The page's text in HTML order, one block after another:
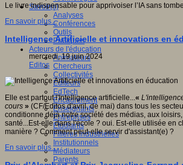
Savoir(s)
Analyses
Conférences
Outils
Pratiques
Acteurs de l'éducation
Animateurs
Chercheurs
Collectivités
Editeurs
EdTech
Encadrement
Enseignants
Entreprises
Etudiants
Filières industrielles
Institutionnels
Médiateurs
Parents
Le livre indispensable pour apprivoiser l’IA sans
En savoir plus...
Intelligence Artificielle et innovations en
mercredi, 19 juin 2024
Editos
Elle est partout l'Intelligence artificielle...«
cours » (CF/Editos d'avril, de mai) dans tous les
conditionne déjà notre société des médias, aux
santé...Est-elle dans l'école ? oui. Est-elle utilisée en
manière ? Comment peut-elle servir d'assistant(e) ?
En savoir plus...